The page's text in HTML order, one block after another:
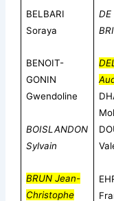
BELBARI
Soraya
BENOIT-
GONIN
Gwendoline
BOISLANDON
Sylvain
BRUN Jean-
Christophe
DE